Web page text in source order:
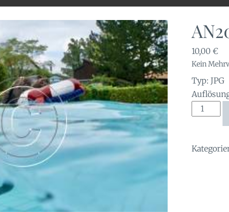
10,00 €
Kein
Typ: JPG
AN2021-